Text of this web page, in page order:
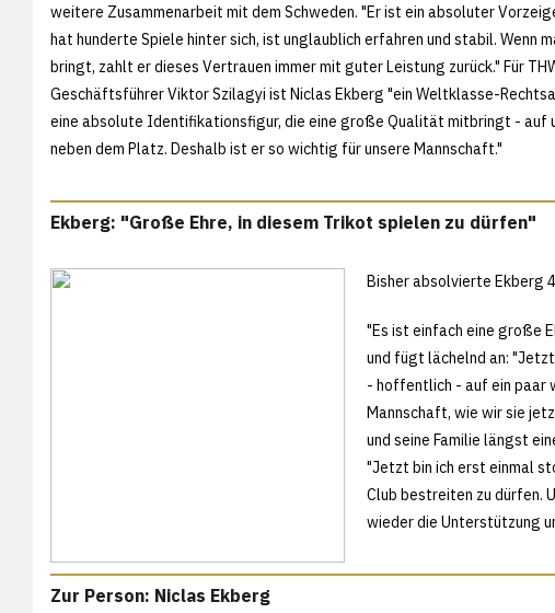
weitere Zusammenarbeit mit dem Schweden. "Er ist ein absoluter
hat hunderte Spiele hinter sich, ist unglaublich erfahren und stabil. Wenn
bringt, zahlt er dieses Vertrauen immer mit guter Leistung zurück." Für
Geschäftsführer Viktor Szilagyi ist Niclas Ekberg "ein Weltklasse-
eine absolute Identifikationsfigur, die eine große Qualität mitbringt - auf
neben dem Platz. Deshalb ist er so wichtig für unsere Mannschaft."
Ekberg: "Große Ehre, in diesem Trikot spielen zu dürfen"
Bisher absolvierte Ekberg
"Es ist einfach eine große
und fügt lächelnd an: "Jetzt
- hoffentlich - auf ein paar
Mannschaft, wie wir sie
und seine Familie längst
"Jetzt bin ich erst einmal
Club bestreiten zu dürfen.
wieder die Unterstützung
Zur Person: Niclas Ekberg